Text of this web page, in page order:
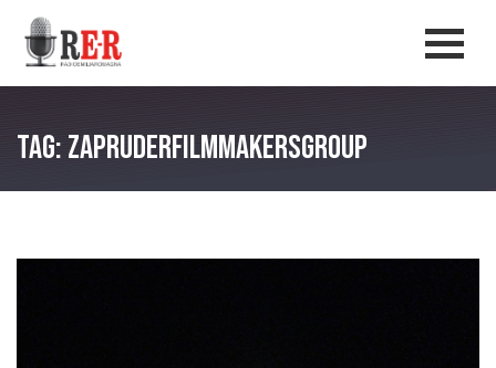
Salta al contenuto principale
Tag: ZAPRUDERfilmmakersgroup